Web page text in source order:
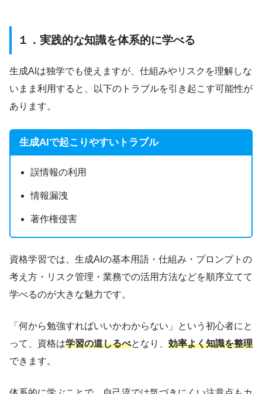
１．実践的な知識を体系的に学べる
生成AIは独学でも使えますが、仕組みやリスクを理解しな
いまま利用すると、以下のトラブルを引き起こす可能性が
あります。
生成AIで起こりやすいトラブル
誤情報の利用
情報漏洩
著作権侵害
資格学習では、生成AIの基本用語・仕組み・プロンプトの
考え方・リスク管理・業務での活用方法などを順序立てて
学べるのが大きな魅力です。
「何から勉強すればいいかわからない」という初心者にと
って、資格は学習の道しるべとなり、 効率よく知識を整理
できます。